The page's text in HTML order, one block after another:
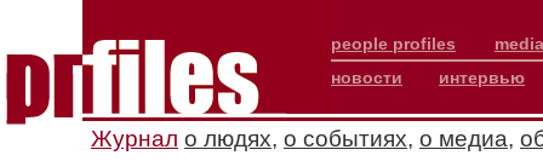
people profiles
новости
интервью
Журнал о людях, о событиях, о медиа,